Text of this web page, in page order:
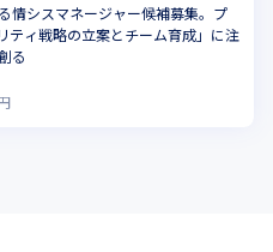
情シスマネージャー候補募集。プ
ティ戦略の立案とチーム育成」に注
る